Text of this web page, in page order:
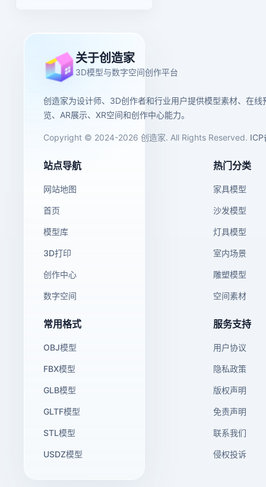
关于创造家
3D模型与数字空间创作平台
创造家为设计师、3D创作者和行业用户提供模型素材、在线
览、AR展示、XR空间和创作中心能力。
Copyright © 2024-2026 创造家. All Rights Reserved. ICP
站点导航
网站地图
首页
模型库
3D打印
创作中心
数字空间
热门分类
家具模型
沙发模型
灯具模型
室内场景
雕塑模型
空间素材
常用格式
OBJ模型
FBX模型
GLB模型
GLTF模型
STL模型
USDZ模型
服务支持
用户协议
隐私政策
版权声明
免责声明
联系我们
侵权投诉